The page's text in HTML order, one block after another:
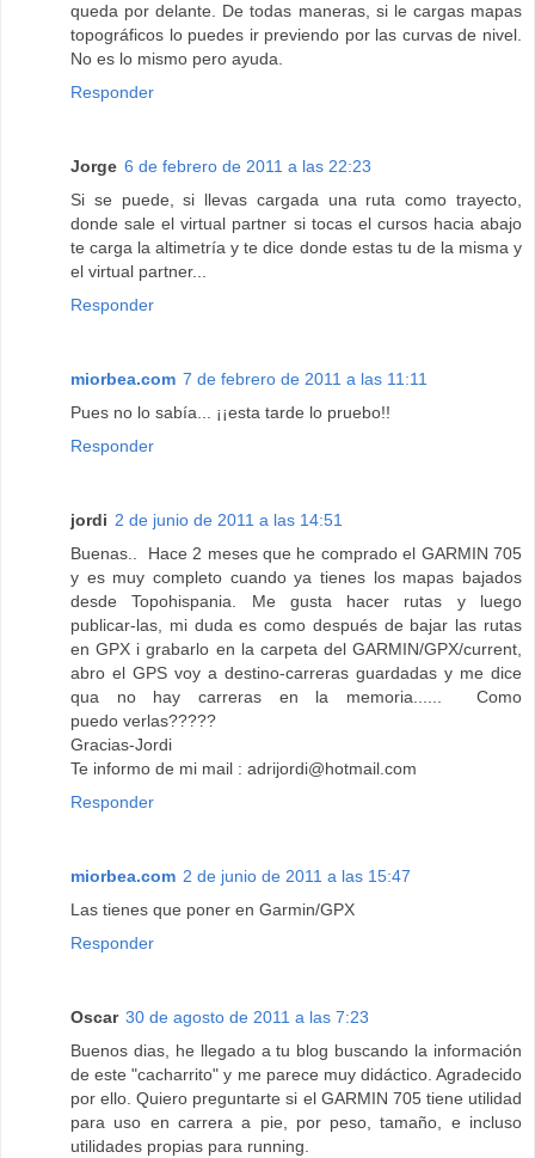
queda por delante. De todas maneras, si le cargas mapas
topográficos lo puedes ir previendo por las curvas de nivel.
No es lo mismo pero ayuda.
Responder
Jorge 6 de febrero de 2011 a las 22:23
Si se puede, si llevas cargada una ruta como trayecto,
donde sale el virtual partner si tocas el cursos hacia abajo
te carga la altimetría y te dice donde estas tu de la misma y
el virtual partner...
Responder
miorbea.com 7 de febrero de 2011 a las 11:11
Pues no lo sabía... ¡¡esta tarde lo pruebo!!
Responder
jordi 2 de junio de 2011 a las 14:51
Buenas.. Hace 2 meses que he comprado el GARMIN 705
y es muy completo cuando ya tienes los mapas bajados
desde Topohispania. Me gusta hacer rutas y luego
publicar-las, mi duda es como después de bajar las rutas
en GPX i grabarlo en la carpeta del GARMIN/GPX/current,
abro el GPS voy a destino-carreras guardadas y me dice
qua no hay carreras en la memoria...... Como
puedo verlas?????
Gracias-Jordi
Te informo de mi mail : adrijordi@hotmail.com
Responder
miorbea.com 2 de junio de 2011 a las 15:47
Las tienes que poner en Garmin/GPX
Responder
Oscar 30 de agosto de 2011 a las 7:23
Buenos dias, he llegado a tu blog buscando la información
de este "cacharrito" y me parece muy didáctico. Agradecido
por ello. Quiero preguntarte si el GARMIN 705 tiene utilidad
para uso en carrera a pie, por peso, tamaño, e incluso
utilidades propias para running.